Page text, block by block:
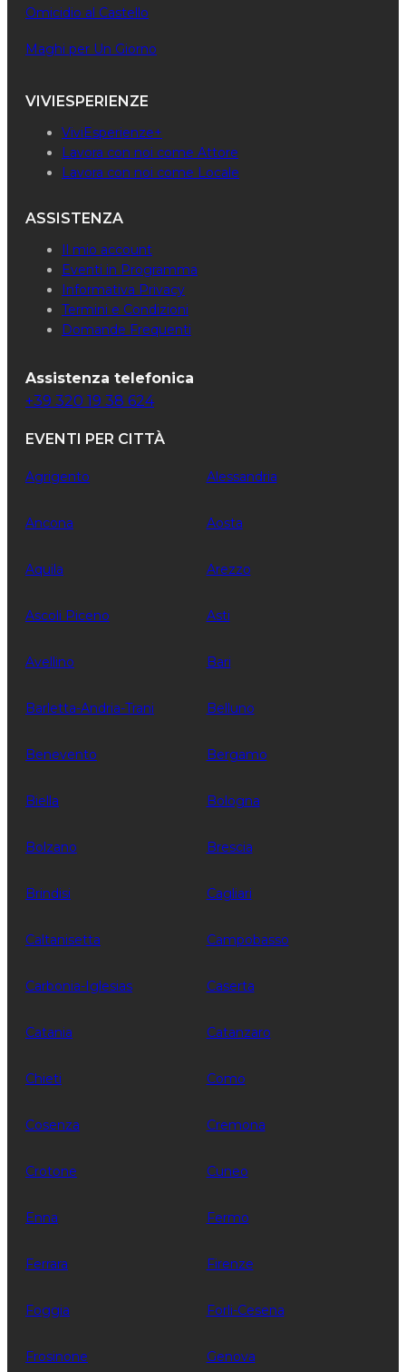
Omicidio al Castello
Maghi per Un Giorno
VIVIESPERIENZE
ViviEsperienze+
Lavora con noi come Attore
Lavora con noi come Locale
ASSISTENZA
Il mio account
Eventi in Programma
Informativa Privacy
Termini e Condizioni
Domande Frequenti
Assistenza telefonica
+39 320 19 38 624
EVENTI PER CITTÀ
Agrigento Alessandria
Ancona Aosta
Aquila Arezzo
Ascoli Piceno Asti
Avellino Bari
Barletta-Andria-Trani Belluno
Benevento Bergamo
Biella Bologna
Bolzano Brescia
Brindisi Cagliari
Caltanisetta Campobasso
Carbonia-Iglesias Caserta
Catania Catanzaro
Chieti Como
Cosenza Cremona
Crotone Cuneo
Enna Fermo
Ferrara Firenze
Foggia Forli-Cesena
Frosinone Genova